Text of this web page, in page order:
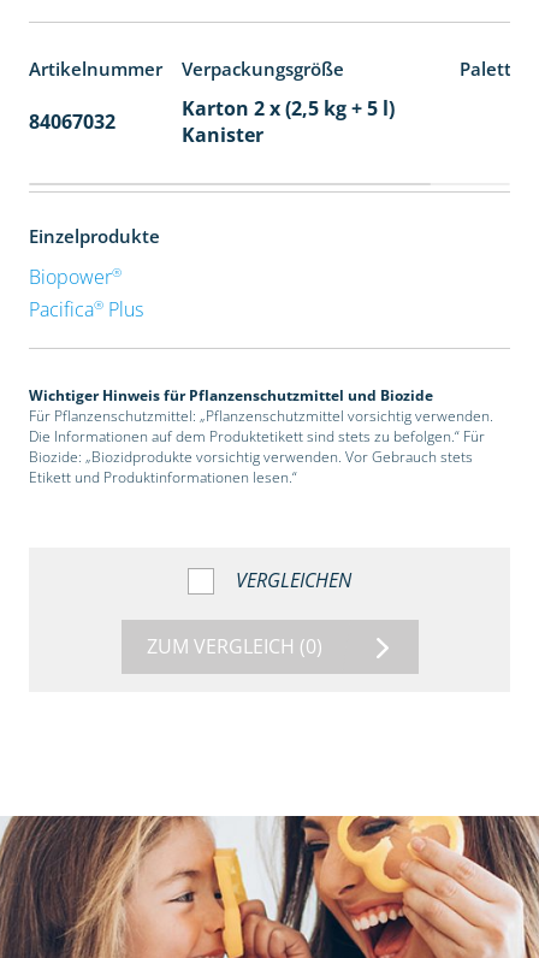
Artikelnummer Verpackungsgröße
84067032
Karton 2 x (2,5 kg + 5 l)
Kanister
Einzelprodukte
Biopower®
Pacifica®Plus
Wichtiger Hinweis für Pflanzenschutzmittel und Biozide
Für Pflanzenschutzmittel: „Pflanzenschutzmittel vorsichtig verwenden.
Die Informationen auf dem Produktetikett sind stets zu befolgen.“ Für
Biozide: „Biozidprodukte vorsichtig verwenden. Vor Gebrauch stets
Etikett und Produktinformationen lesen.“
VERGLEICHEN
ZUM VERGLEICH (0)